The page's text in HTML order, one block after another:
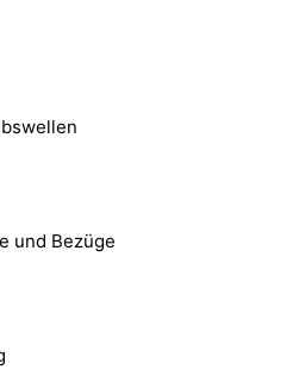
und Bezüge